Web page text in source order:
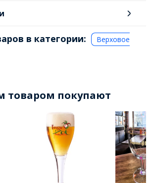
в категории:
Верховое
товаром покупают